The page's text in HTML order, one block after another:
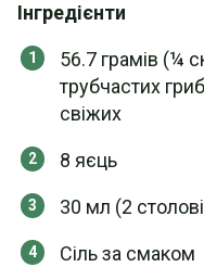
Інгредієнти
56.7 грамів (¼
трубчастих
свіжих
8 яєць
30 мл (2
Сіль за смаком